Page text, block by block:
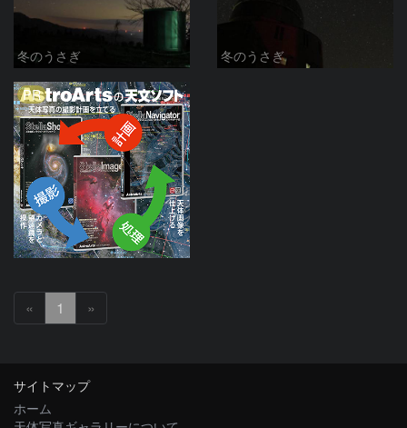
冬のうさぎ 冬のうさぎ
PR
« 1 »
サイトマップ
ホーム